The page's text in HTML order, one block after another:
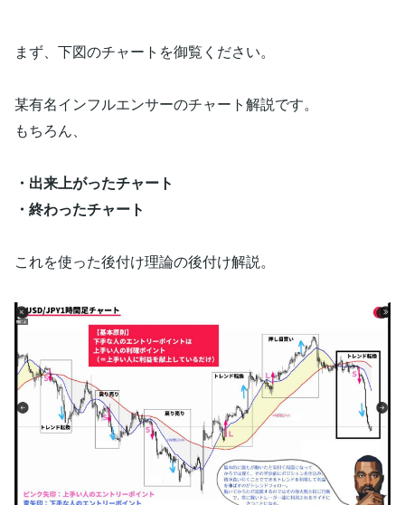
まず、下図のチャートを御覧ください。
某有名インフルエンサーのチャート解説です。
もちろん、
・出来上がったチャート
・終わったチャート
これを使った後付け理論の後付け解説。